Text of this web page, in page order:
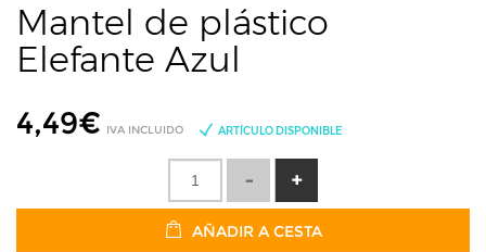
Mantel de plástico
Elefante Azul
4,49€ IVA INCLUIDO ARTÍCULO DISPONIBLE
AÑADIR A CESTA